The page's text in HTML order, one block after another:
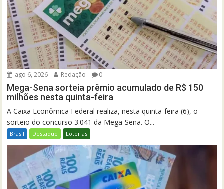
ago 6, 2026 Redação 0
Mega-Sena sorteia prêmio acumulado de R$ 150
milhões nesta quinta-feira
A Caixa Econômica Federal realiza, nesta quinta-feira (6), o
sorteio do concurso 3.041 da Mega-Sena. O...
Brasil Destaque Loterias